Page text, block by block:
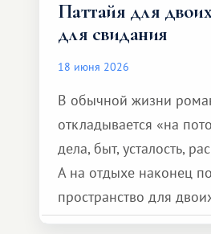
Паттайя для
для свидания
18 июня 2026
В обычной жизни
откладывается «на
дела, быт, усталость,
А на отдыхе наконец
пространство для
сделать для близкого